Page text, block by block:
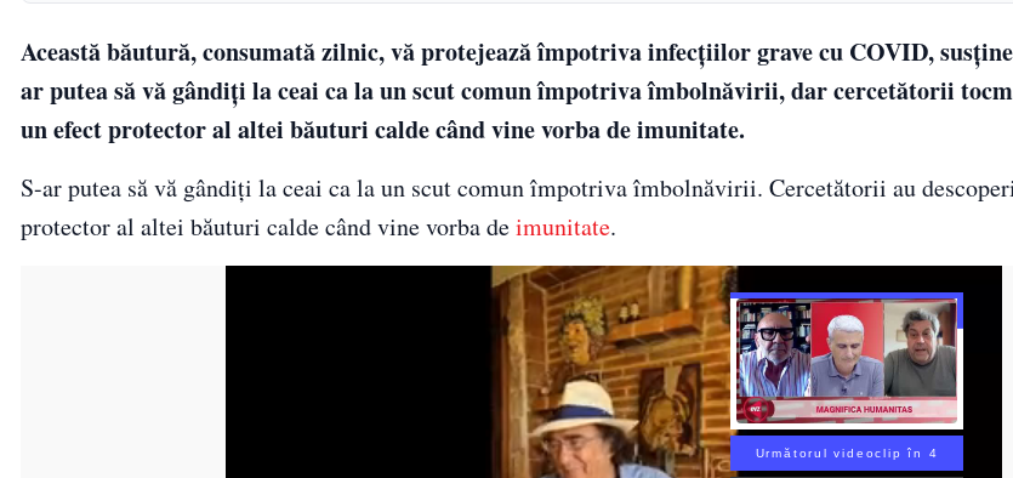
Această băutură, consumată zilnic, vă protejează împotriva infecțiilor grave cu COVID,
ar putea să vă gândiți la ceai ca la un scut comun împotriva îmbolnăvirii, dar cercetătorii
un efect protector al altei băuturi calde când vine vorba de imunitate.
S-ar putea să vă gândiți la ceai ca la un scut comun împotriva îmbolnăvirii. Cercetătorii au
protector al altei băuturi calde când vine vorba deimunitate.
Următorul videoclip în 3